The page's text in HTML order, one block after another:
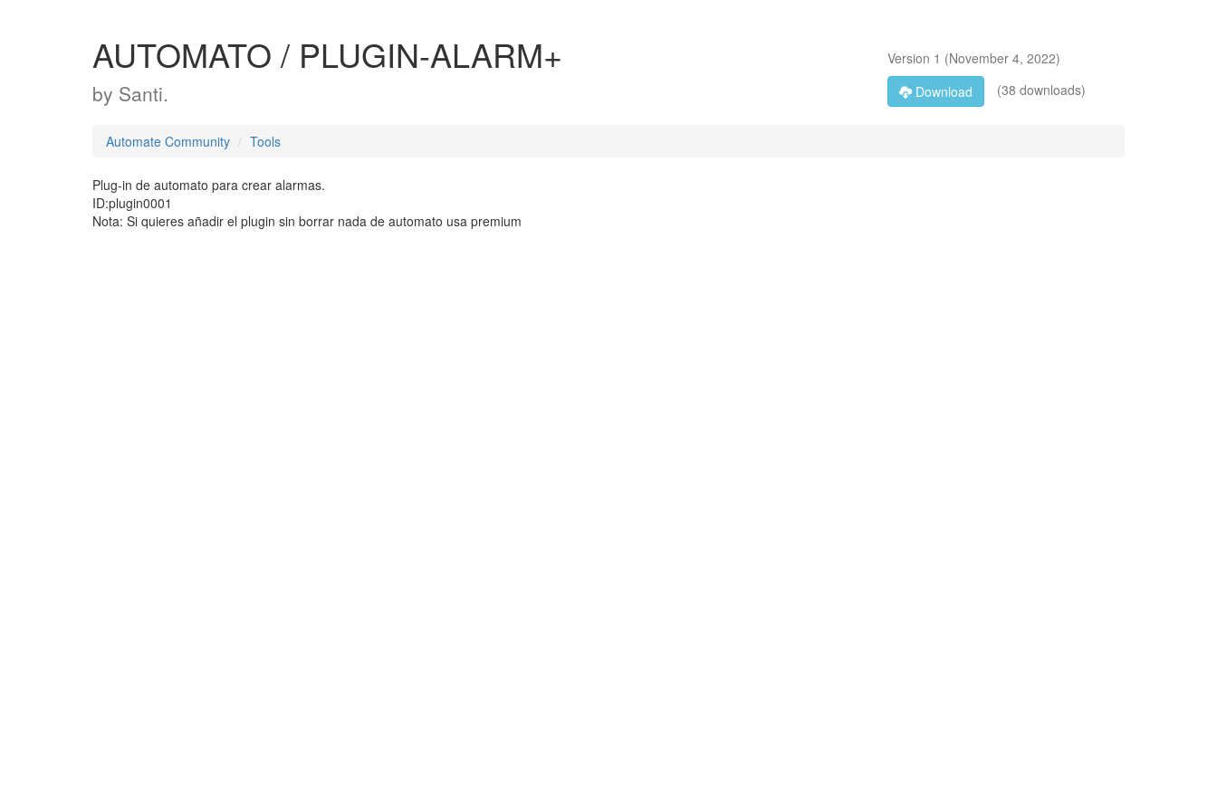
AUTOMATO / PLUGIN-ALARM+
by Santi.
Version 1 (November 4, 2022)
Download
(38 downloads)
Automate Community Tools
Plug-in de automato para crear alarmas.
ID:plugin0001
Nota: Si quieres añadir el plugin sin borrar nada de automato usa premium